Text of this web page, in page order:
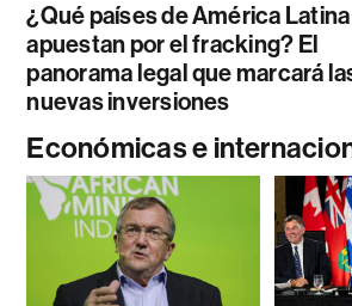
¿Qué países de América Latina
apuestan por el fracking? El
panorama legal que marcará
nuevas inversiones
Económicas e